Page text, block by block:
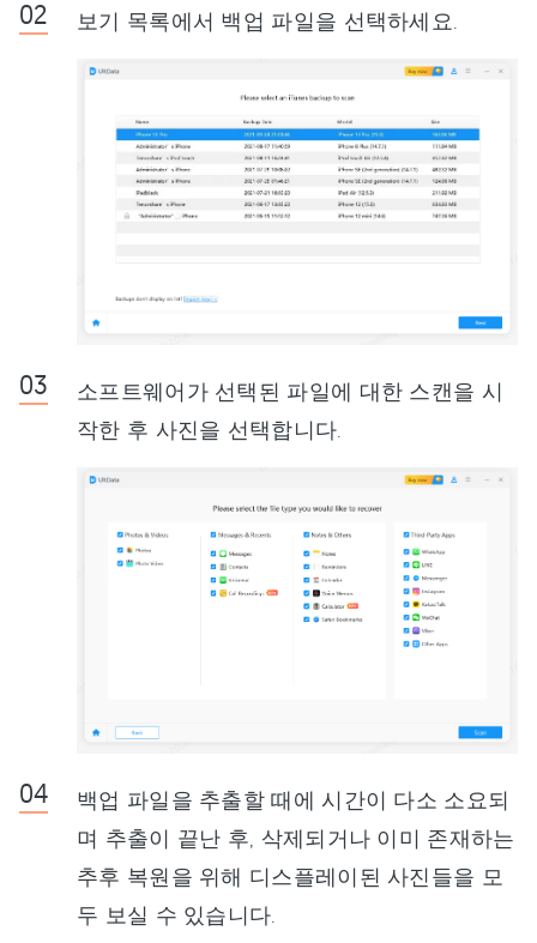
보기 목록에서 백업 파일을 선택하세요.
소프트웨어가 선택된 파일에 대한 스캔을 시
작한 후 사진을 선택합니다.
백업 파일을 추출할 때에 시간이 다소 소요되
며 추출이 끝난 후, 삭제되거나 이미 존재하는
추후 복원을 위해 디스플레이된 사진들을 모
두 보실 수 있습니다.